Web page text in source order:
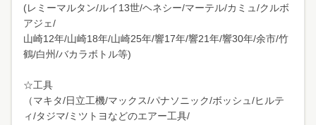
(レミーマルタン/ルイ13世/ヘネシー/マーテル/カミュ/クルボ
アジェ/
山崎12年/山崎18年/山崎25年/響17年/響21年/響30年/余市/竹
鶴/白州/バカラボトル等)
☆工具
（マキタ/日立工機/マックス/パナソニック/ボッシュ/ヒルテ
ィ/タジマ/ミツトヨなどのエアー工具/